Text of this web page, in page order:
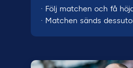
· Följ matchen och få
· Matchen sänds